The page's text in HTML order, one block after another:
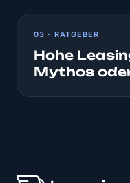
03 · RATGEBER
Hohe
Mythos